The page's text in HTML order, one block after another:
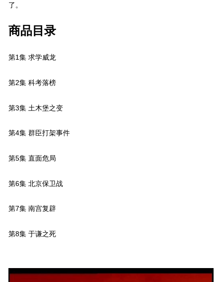
了。
商品目录
第1集 求学威龙
第2集 科考落榜
第3集 土木堡之变
第4集 群臣打架事件
第5集 直面危局
第6集 北京保卫战
第7集 南宫复辟
第8集 于谦之死